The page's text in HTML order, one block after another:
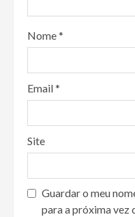
Nome*
Email*
Site
Guardar o meu
para a próxima vez